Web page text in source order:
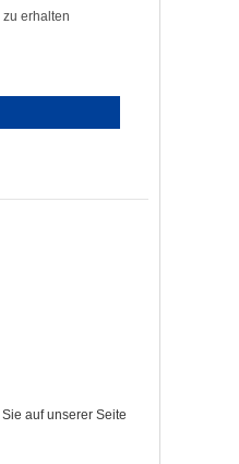
erhalten
auf unserer Seite